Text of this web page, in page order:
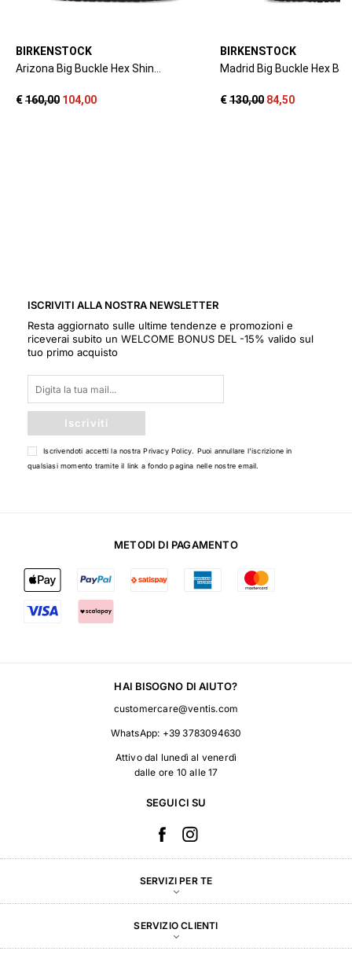
ISCRIVITI ALLA NOSTRA NEWSLETTER
Resta aggiornato sulle ultime tendenze e promozioni e
riceverai subito un WELCOME BONUS DEL -15% valido sul
tuo primo acquisto
Iscriviti
Iscrivendoti accetti la nostraPrivacy Policy . Puoi annullare l'iscrizione in
qualsiasi momento tramite il link a fondo pagina nelle nostre email.
METODI DI PAGAMENTO
HAI BISOGNO DI AIUTO?
customercare@ventis.com
WhatsApp: +39 3783094630
Attivo dal lunedì al venerdì
dalle ore 10 alle 17
SEGUICI SU
SERVIZI PER TE
SERVIZIO CLIENTI